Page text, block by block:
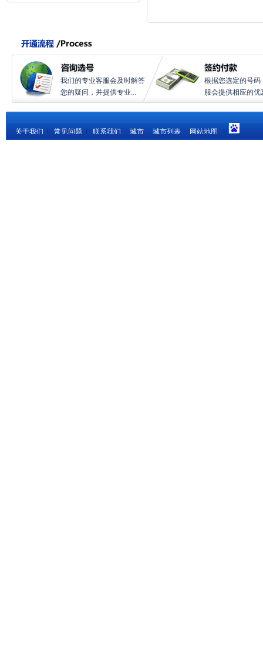
我们的专业客服会及时解答
您的疑问，并提供专业...
根据您选定的号码
服会提供相应的优
关于我们 常见问题 联系我们 城市 城市列表 网站地图